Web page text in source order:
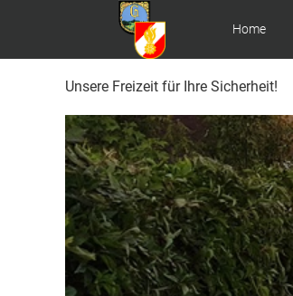
Home
Unsere Freizeit für Ihre Sicherheit!